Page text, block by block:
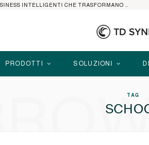
PRODOTTI SOLUZIONI
TAG